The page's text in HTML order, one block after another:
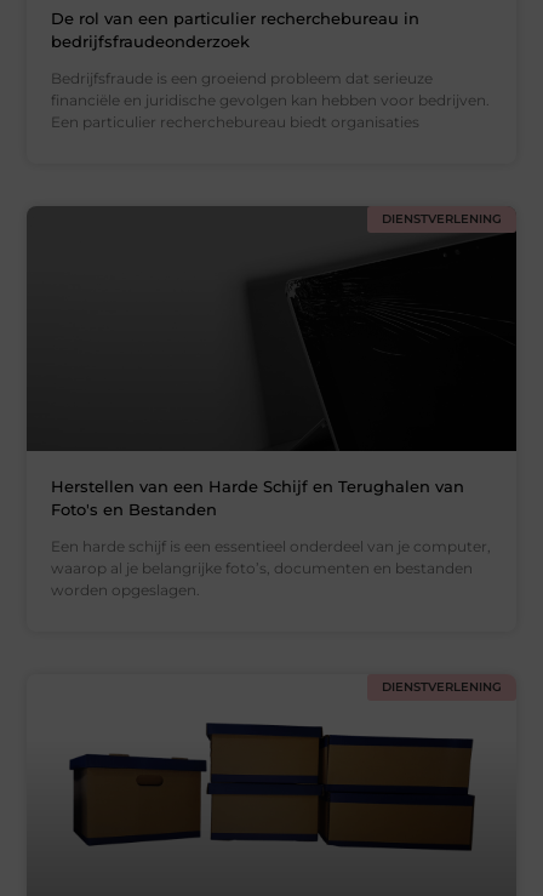
De rol van een particulier recherchebureau in
bedrijfsfraudeonderzoek
Bedrijfsfraude is een groeiend probleem dat serieuze
financiële en juridische gevolgen kan hebben voor bedrijven.
Een particulier recherchebureau biedt organisaties
DIENSTVERLENING
Herstellen van een Harde Schijf en Terughalen van
Foto's en Bestanden
Een harde schijf is een essentieel onderdeel van je computer,
waarop al je belangrijke foto’s, documenten en bestanden
worden opgeslagen.
DIENSTVERLENING